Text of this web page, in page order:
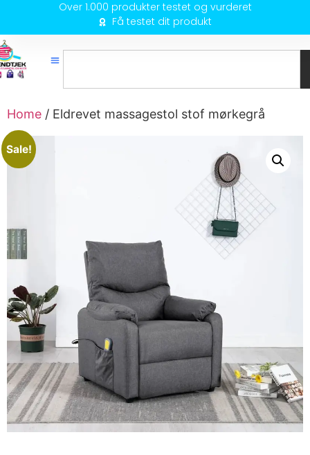
Over 1.000 produkter testet og vurderet
Få testet dit produkt
Home / Eldrevet massagestol stof mørkegrå
Sale!